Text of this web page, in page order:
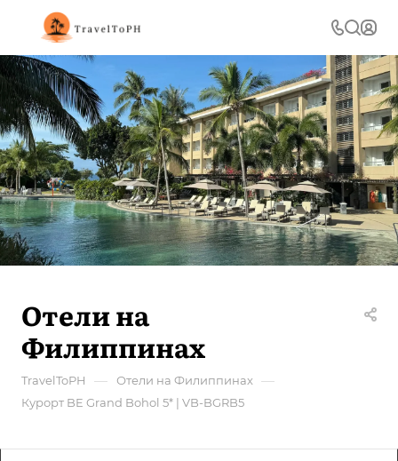
Отели на
Филиппинах
TravelToPH — Отели на Филиппинах —
Курорт BE Grand Bohol 5* | VB-BGRB5